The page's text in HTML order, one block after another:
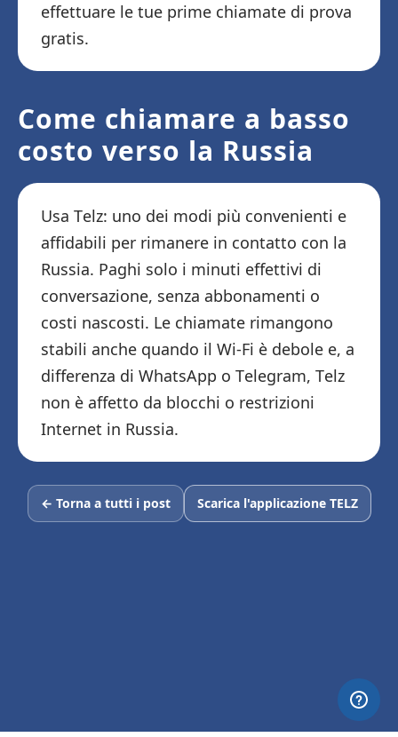
effettuare le tue prime chiamate di prova
gratis.
Come chiamare a basso
costo verso la Russia
Usa Telz: uno dei modi più convenienti e
affidabili per rimanere in contatto con la
Russia. Paghi solo i minuti effettivi di
conversazione, senza abbonamenti o
costi nascosti. Le chiamate rimangono
stabili anche quando il Wi-Fi è debole e, a
differenza di WhatsApp o Telegram, Telz
non è affetto da blocchi o restrizioni
Internet in Russia.
← Torna a tutti i post Scarica l'applicazione TELZ